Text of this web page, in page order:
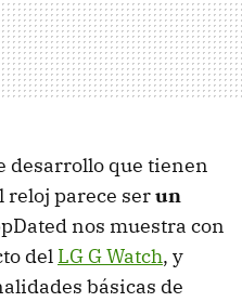
desarrollo que tienen
reloj parece serun
nos muestra con
del LG G Watch, y
básicas de